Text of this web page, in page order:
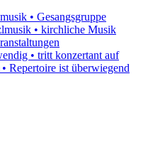
• Gesangsgruppe
• kirchliche Musik
• tritt konzertant auf
Repertoire ist überwiegend